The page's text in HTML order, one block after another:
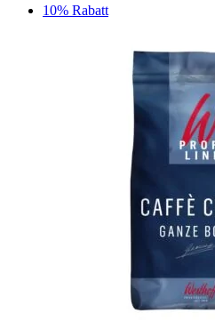
10% Rabatt